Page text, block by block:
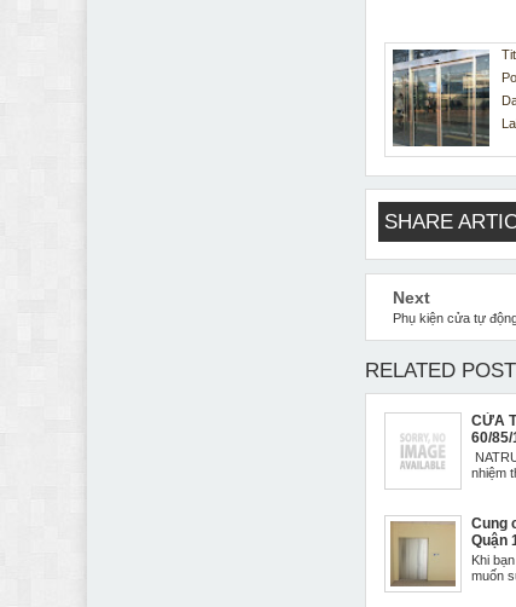
SHARE
Next
Phụ kiện cửa tự
RELATED
CỬA
60/
nhiệm
Cung
Quận
Khi
muốn